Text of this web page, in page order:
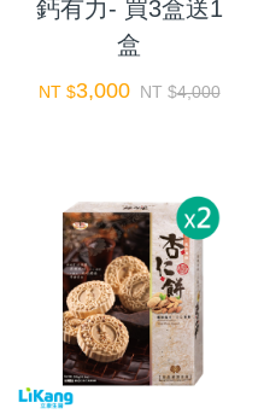
鈣有力- 買3盒送1
盒
NT $3,000 NT $4,000